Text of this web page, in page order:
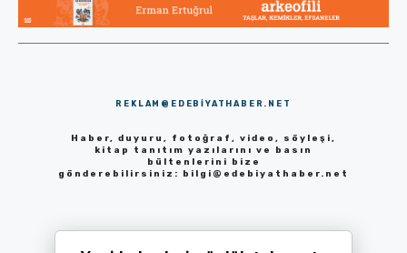
REKLAM@EDEBIYATHABER.NET
Haber, duyuru, fotoğraf, video, söyleşi,
kitap tanıtım yazılarını ve basın
bültenlerini bize
gönderebilirsiniz: bilgi@edebiyathaber.net